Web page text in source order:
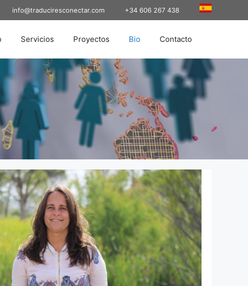
info@traduciresconectar.com +34 606 267 438
Servicios Proyectos Bio Contacto